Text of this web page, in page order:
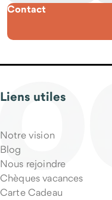
Contact
Liens utiles
Notre vision
Blog
Nous rejoindre
Chèques vacances
Carte Cadeau